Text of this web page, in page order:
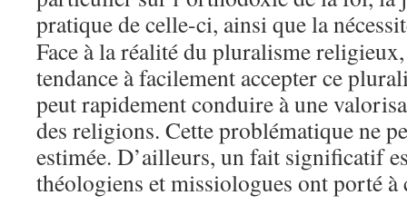
pratique de celle-ci, ainsi que la
Face à la réalité du pluralisme
tendance à facilement accepter ce
peut rapidement conduire à une
des religions. Cette problématique ne
estimée. D’ailleurs, un fait significatif
théologiens et missiologues ont porté à